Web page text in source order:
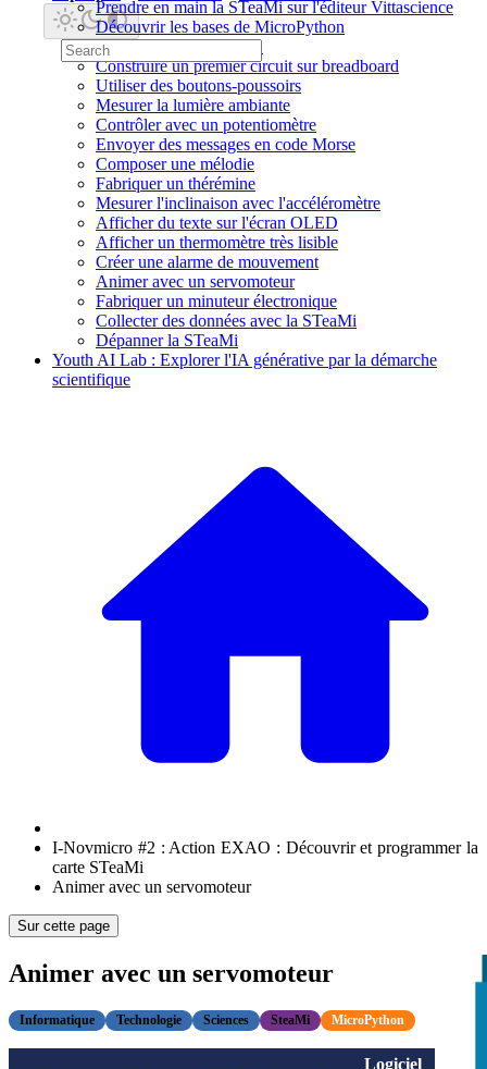
Prendre en main la STeaMi sur l'éditeur Vittascience
Découvrir les bases de MicroPython
Faire clignoter une LED
Construire un premier circuit sur breadboard
Utiliser des boutons-poussoirs
Mesurer la lumière ambiante
Contrôler avec un potentiomètre
Envoyer des messages en code Morse
Composer une mélodie
Fabriquer un thérémine
Mesurer l'inclinaison avec l'accéléromètre
Afficher du texte sur l'écran OLED
Afficher un thermomètre très lisible
Créer une alarme de mouvement
Animer avec un servomoteur
Fabriquer un minuteur électronique
Collecter des données avec la STeaMi
Dépanner la STeaMi
Youth AI Lab : Explorer l'IA générative par la démarche
scientifique
I-Novmicro #2 : Action EXAO : Découvrir et programmer la
carte STeaMi
Animer avec un servomoteur
Sur cette page
Animer avec un servomoteur
Informatique Technologie Sciences SteaMi MicroPython
Logiciel